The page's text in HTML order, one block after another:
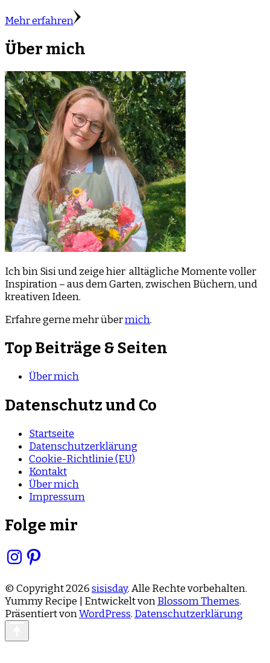
Mehr erfahren
Über mich
Ich bin Sisi und zeige hier alltägliche Momente voller
Inspiration – aus dem Garten, zwischen Büchern, und
kreativen Ideen.
Erfahre gerne mehr übermich.
Top Beiträge & Seiten
Über mich
Datenschutz und Co
Startseite
Datenschutzerklärung
Cookie-Richtlinie (EU)
Kontakt
Über mich
Impressum
Folge mir
Instagram
Pinterest
© Copyright 2026sisisday. Alle Rechte vorbehalten.
Yummy Recipe | Entwickelt vonBlossom Themes.
Präsentiert vonWordPress. Datenschutzerklärung